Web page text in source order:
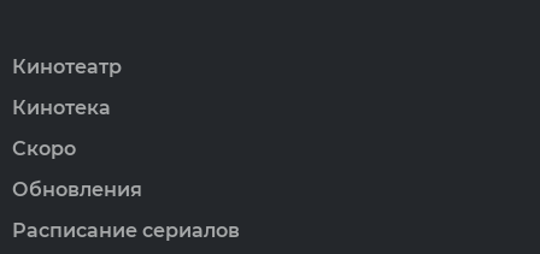
Кинотеатр
Кинотека
Скоро
Обновления
Расписание сериалов